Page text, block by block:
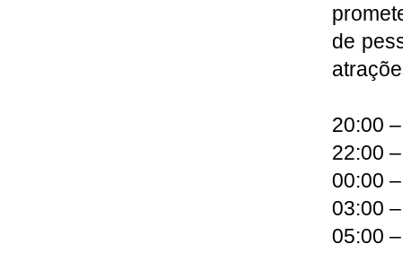
de
20:00
22:00
00:00
03:00
05:00